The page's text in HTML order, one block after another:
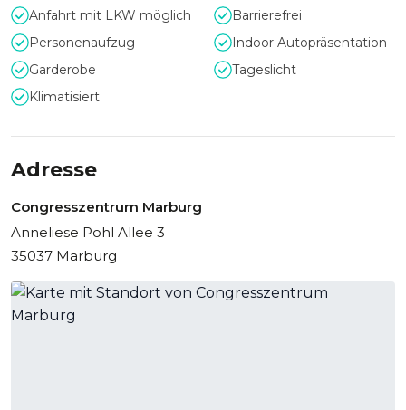
Anfahrt mit LKW möglich
Barrierefrei
Personenaufzug
Indoor Autopräsentation
Garderobe
Tageslicht
Klimatisiert
Adresse
Congresszentrum Marburg
Anneliese Pohl Allee 3
35037 Marburg